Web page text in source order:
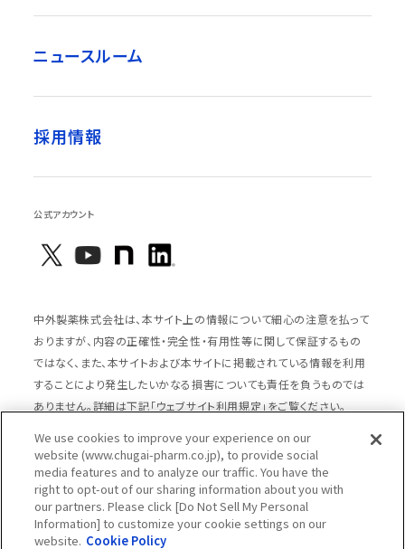
ニュースルーム
採用情報
公式アカウント
中外製薬株式会社は、本サイト上の情報について細心の注意を払って
おりますが、内容の正確性・完全性・有用性等に関して保証するもの
ではなく、また、本サイトおよび本サイトに掲載されている情報を利用
することにより発生したいかなる損害についても責任を負うものでは
ありません。詳細は下記「ウェブサイト利用規定」をご覧ください。
サイトマップ
ウェブサイト利用規定
個人情報の取扱いのご案内
ソーシャルメディアポリシー
推奨閲覧環境
ウェブアクセシビリティ対応
We use cookies to improve your experience on our
website (www.chugai-pharm.co.jp), to provide social
media features and to analyze our traffic. You have the
right to opt-out of our sharing information about you with
our partners. Please click [Do Not Sell My Personal
Information] to customize your cookie settings on our
website. Cookie Policy